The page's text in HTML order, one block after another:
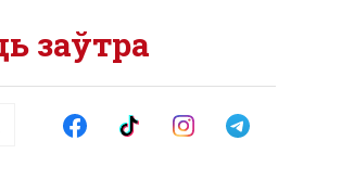
заўтра